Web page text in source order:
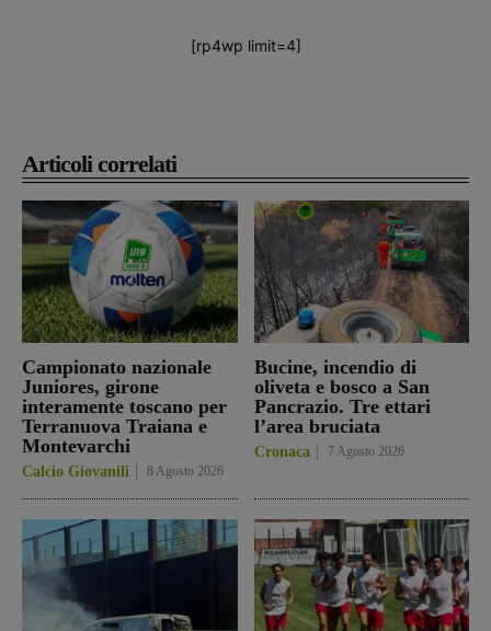
Articoli correlati
Campionato nazionale
Juniores, girone
interamente toscano per
Terranuova Traiana e
Montevarchi
Calcio Giovanili 8 Agosto 2026
Bucine, incendio di
oliveta e bosco a San
Pancrazio. Tre ettari
l’area bruciata
Cronaca 7 Agosto 2026
[rp4wp limit=4]